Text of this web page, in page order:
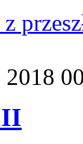
2018